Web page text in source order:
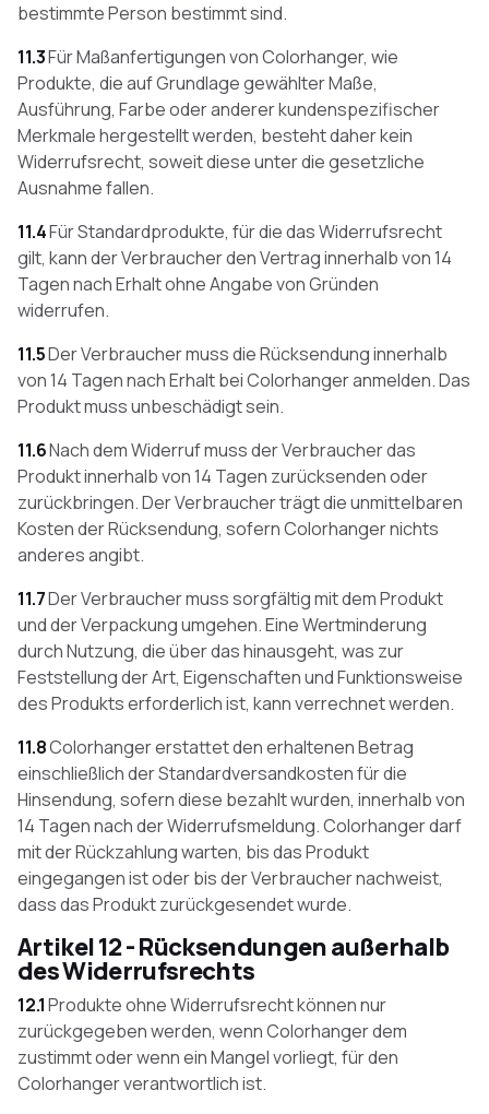
bestimmte Person bestimmt sind.
11.3Für Maßanfertigungen von Colorhanger, wie
Produkte, die auf Grundlage gewählter Maße,
Ausführung, Farbe oder anderer kundenspezifischer
Merkmale hergestellt werden, besteht daher kein
Widerrufsrecht, soweit diese unter die gesetzliche
Ausnahme fallen.
11.4Für Standardprodukte, für die das Widerrufsrecht
gilt, kann der Verbraucher den Vertrag innerhalb von 14
Tagen nach Erhalt ohne Angabe von Gründen
widerrufen.
11.5Der Verbraucher muss die Rücksendung innerhalb
von 14 Tagen nach Erhalt bei Colorhanger anmelden. Das
Produkt muss unbeschädigt sein.
11.6Nach dem Widerruf muss der Verbraucher das
Produkt innerhalb von 14 Tagen zurücksenden oder
zurückbringen. Der Verbraucher trägt die unmittelbaren
Kosten der Rücksendung, sofern Colorhanger nichts
anderes angibt.
11.7Der Verbraucher muss sorgfältig mit dem Produkt
und der Verpackung umgehen. Eine Wertminderung
durch Nutzung, die über das hinausgeht, was zur
Feststellung der Art, Eigenschaften und Funktionsweise
des Produkts erforderlich ist, kann verrechnet werden.
11.8Colorhanger erstattet den erhaltenen Betrag
einschließlich der Standardversandkosten für die
Hinsendung, sofern diese bezahlt wurden, innerhalb von
14 Tagen nach der Widerrufsmeldung. Colorhanger darf
mit der Rückzahlung warten, bis das Produkt
eingegangen ist oder bis der Verbraucher nachweist,
dass das Produkt zurückgesendet wurde.
Artikel 12 - Rücksendungen außerhalb
des Widerrufsrechts
12.1Produkte ohne Widerrufsrecht können nur
zurückgegeben werden, wenn Colorhanger dem
zustimmt oder wenn ein Mangel vorliegt, für den
Colorhanger verantwortlich ist.